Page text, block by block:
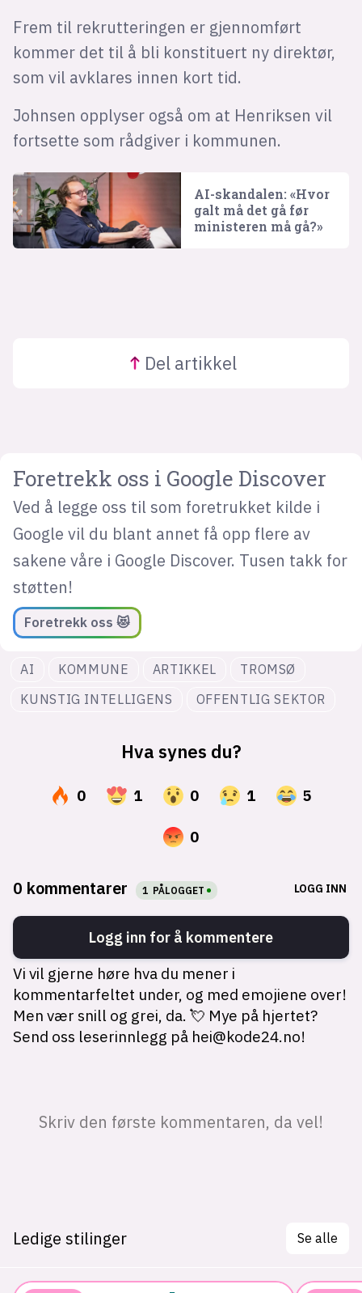
Frem til rekrutteringen er gjennomført
kommer det til å bli konstituert ny direktør,
som vil avklares innen kort tid.
Johnsen opplyser også om at Henriksen vil
fortsette som rådgiver i kommunen.
AI-skandalen: «Hvor
galt må det gå før
ministeren må gå?»
Del artikkel
Foretrekk oss i Google Discover
Ved å legge oss til som foretrukket kilde i
Google vil du blant annet få opp flere av
sakene våre i Google Discover. Tusen takk for
støtten!
Foretrekk oss 😻
AI KOMMUNE ARTIKKEL
TROMSØ
KUNSTIG INTELLIGENS
OFFENTLIG SEKTOR
Ledige stilinger Se alle